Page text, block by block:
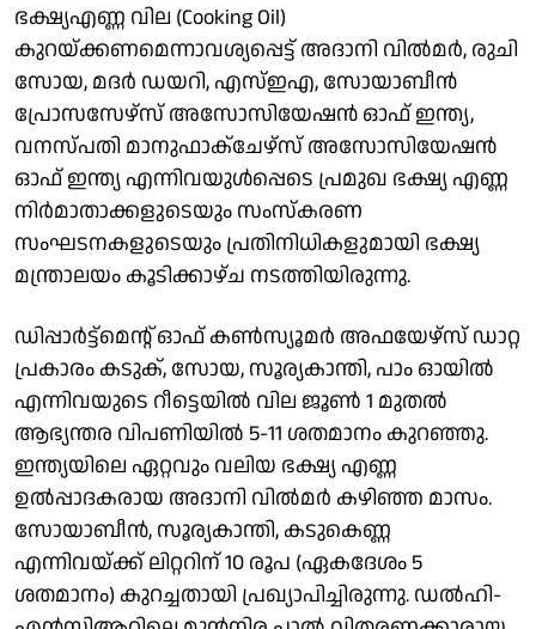
ഭക്ഷ്യഎണ്ണ വില (Cooking Oil)
കുറയ്ക്കണമെന്നാവശ്യപ്പെട്ട് അദാനി വില്‍മര്‍, രുചി
സോയ, മദര്‍ ഡയറി, എസ്ഇഎ, സോയാബീന്‍
പ്രോസസേഴ്സ് അസോസിയേഷന്‍ ഓഫ് ഇന്ത്യ,
വനസ്പതി മാനുഫാക്ചേഴ്സ് അസോസിയേഷന്‍
ഓഫ് ഇന്ത്യ എന്നിവയുള്‍പ്പെടെ പ്രമുഖ ഭക്ഷ്യ എണ്ണ
നിര്‍മാതാക്കളുടെയും സംസ്‌കരണ
സംഘടനകളുടെയും പ്രതിനിധികളുമായി ഭക്ഷ്യ
മന്ത്രാലയം കൂടിക്കാഴ്ച നടത്തിയിരുന്നു.
ഡിപ്പാര്‍ട്ട്മെന്റ് ഓഫ് കണ്‍സ്യൂമര്‍ അഫയേഴ്സ് ഡാറ്റ
പ്രകാരം കടുക്, സോയ, സൂര്യകാന്തി, പാം ഓയില്‍
എന്നിവയുടെ റീട്ടെയില്‍ വില ജൂണ്‍ 1 മുതല്‍
ആഭ്യന്തര വിപണിയില്‍ 5-11 ശതമാനം കുറഞ്ഞു.
ഇന്ത്യയിലെ ഏറ്റവും വലിയ ഭക്ഷ്യ എണ്ണ
ഉല്‍പ്പാദകരായ അദാനി വില്‍മര്‍ കഴിഞ്ഞ മാസം.
സോയാബീന്‍, സൂര്യകാന്തി, കടുകെണ്ണ
എന്നിവയ്ക്ക് ലിറ്ററിന് 10 രൂപ (ഏകദേശം 5
ശതമാനം) കുറച്ചതായി പ്രഖ്യാപിച്ചിരുന്നു. ഡല്‍ഹി-